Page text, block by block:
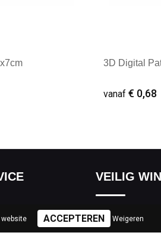
3D Digital
vanaf € 0,68
VEILIG
Algemene
Weigeren